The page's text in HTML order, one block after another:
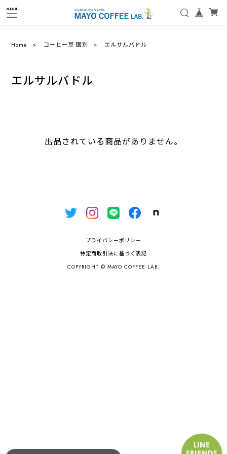
Home コーヒー豆 国別 エルサルバドル
エルサルバドル
出品されている商品がありません。
プライバシーポリシー
特定商取引法に基づく表記
COPYRIGHT © MAYO COFFEE LAB.